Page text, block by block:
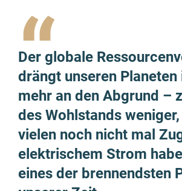
“
Der globale
drängt unseren
mehr an den Abgrund –
des Wohlstands
vielen noch nicht mal
elektrischem Strom
eines der brennendsten